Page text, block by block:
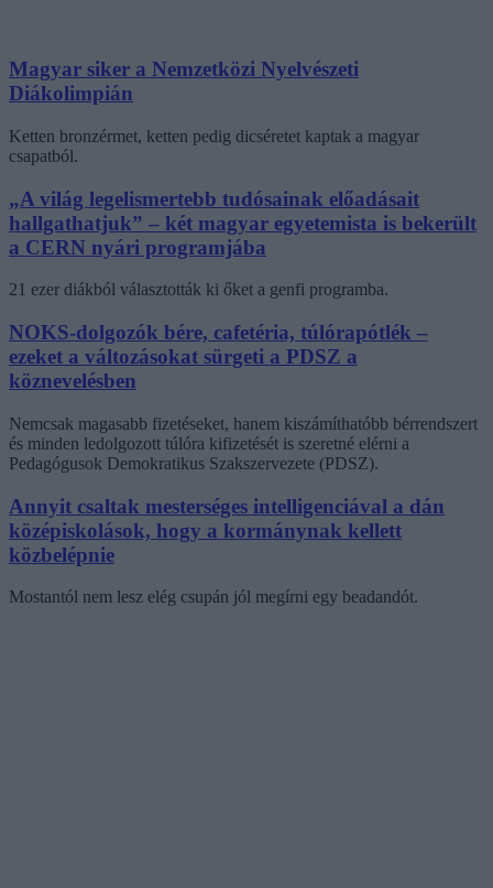
Magyar siker a Nemzetközi Nyelvészeti
Diákolimpián
Ketten bronzérmet, ketten pedig dicséretet kaptak a magyar
csapatból.
„A világ legelismertebb tudósainak előadásait
hallgathatjuk” – két magyar egyetemista is bekerült
a CERN nyári programjába
21 ezer diákból választották ki őket a genfi programba.
NOKS-dolgozók bére, cafetéria, túlórapótlék –
ezeket a változásokat sürgeti a PDSZ a
köznevelésben
Nemcsak magasabb fizetéseket, hanem kiszámíthatóbb bérrendszert
és minden ledolgozott túlóra kifizetését is szeretné elérni a
Pedagógusok Demokratikus Szakszervezete (PDSZ).
Annyit csaltak mesterséges intelligenciával a dán
középiskolások, hogy a kormánynak kellett
közbelépnie
Mostantól nem lesz elég csupán jól megírni egy beadandót.